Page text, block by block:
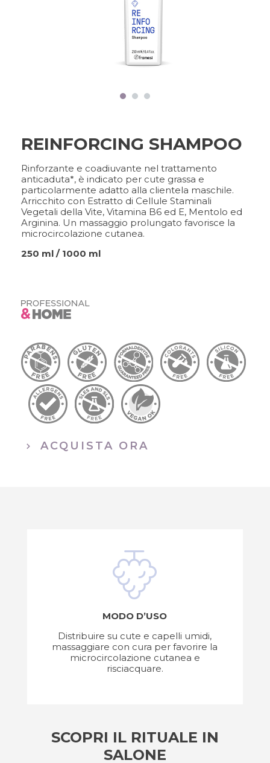
FRAMCOLOR PURE
PIGMENT PLUS
PIGMENTI DIRETTI
COLOR&CARE
COLOR METHOD
METODO COMPLETO,
RISULTATI PERFETTI
TOOLS
REINFORCING SHAMPOO
Rinforzante e coadiuvante nel trattamento
anticaduta*, è indicato per cute grassa e
particolarmente adatto alla clientela maschile.
Arricchito con Estratto di Cellule Staminali
Vegetali della Vite, Vitamina B6 ed E, Mentolo ed
Arginina. Un massaggio prolungato favorisce la
microcircolazione cutanea.
250 ml / 1000 ml
ACQUISTA ORA
MODO D’USO
Distribuire su cute e capelli umidi,
massaggiare con cura per favorire la
microcircolazione cutanea e
risciacquare.
SCOPRI IL RITUALE IN
SALONE